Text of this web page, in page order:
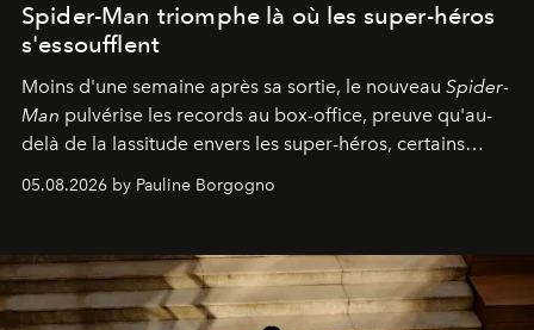
Spider-Man triomphe là où les super-héros
s'essoufflent
Moins d'une semaine après sa sortie, le nouveau Spider-
Man pulvérise les records au box-office, preuve qu'au-
delà de la lassitude envers les super-héros, certains
personnages continuent de susciter une ferveur intacte.
05.08.2026 by Pauline Borgogno